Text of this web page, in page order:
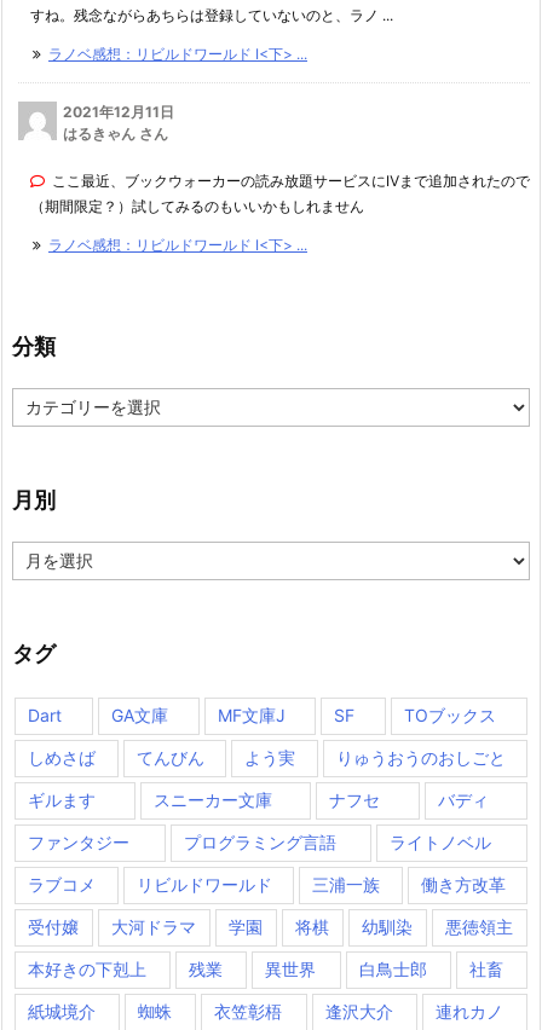
すね。残念ながらあちらは登録していないのと、ラノ ...
ラノベ感想：リビルドワールド I<下> ...
2021年12月11日
はるきゃん さん
ここ最近、ブックウォーカーの読み放題サービスにⅣまで追加されたので
（期間限定？）試してみるのもいいかもしれません
ラノベ感想：リビルドワールド I<下> ...
分類
類
月別
別
タグ
Dart GA文庫 MF文庫J SF TOブックス
しめさば てんびん よう実 りゅうおうのおしごと
ギルます スニーカー文庫 ナフセ バディ
ファンタジー プログラミング言語 ライトノベル
ラブコメ リビルドワールド 三浦一族 働き方改革
受付嬢 大河ドラマ 学園 将棋 幼馴染 悪徳領主
本好きの下剋上 残業 異世界 白鳥士郎 社畜
紙城境介 蜘蛛 衣笠彰梧 逢沢大介 連れカノ